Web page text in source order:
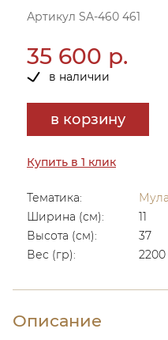
Артикул SA-460 461
35 600 р.
в наличии
в корзину
Купить в 1 клик
Тематика:
Ширина (см):
11
Высота (см):
37
Вес (гр):
2200
Описание